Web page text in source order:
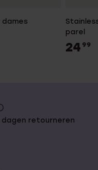
dames
parel
24 99
dagen retourneren